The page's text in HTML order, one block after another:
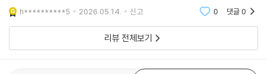
해드립니다.
h**********5 2026.05.14. 신고 0 댓글0
리뷰 전체보기